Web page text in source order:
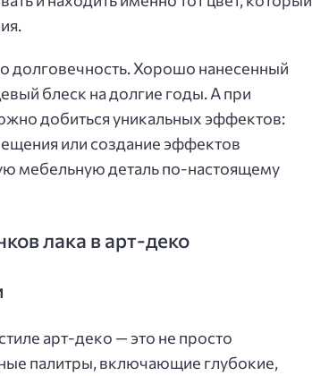
долговечность. Хорошо нанесенный
блеск на долгие годы. А при
добиться уникальных эффектов:
или создание эффектов
мебельную деталь по-настоящему
лака в арт-деко
арт-деко — это не просто
палитры, включающие глубокие,